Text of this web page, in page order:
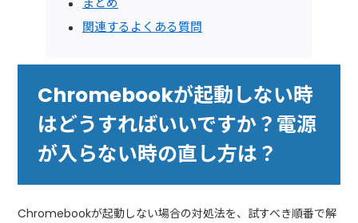
関連するよくある質問
Chromebookが起動しない時
はどうすればいいですか？電源
が入らない時の直し方は？
Chromebookが起動しない場合の対処法を、試すべき順番で解